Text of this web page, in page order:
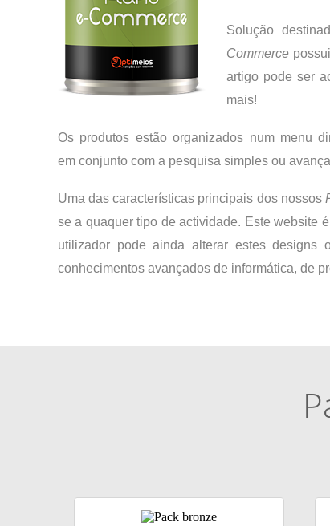
Solução
Commerce
artigo pode ser
mais!
Os produtos estão organizados num menu
em conjunto com a pesquisa simples ou
Uma das características principais dos nossos
se a quaquer tipo de actividade. Este website
utilizador pode ainda alterar estes designs
conhecimentos avançados de informática, de